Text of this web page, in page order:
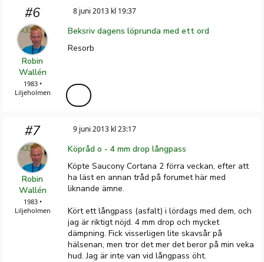
#6
Robin
Wallén
1983 •
Liljeholmen
8 juni 2013 kl 19:37
Beksriv dagens löprunda med ett ord
Resorb
#7
Robin
Wallén
1983 •
Liljeholmen
9 juni 2013 kl 23:17
Köpråd o - 4 mm drop långpass
Köpte Saucony Cortana 2 förra veckan, efter att
ha läst en annan tråd på forumet här med
liknande ämne.
Kört ett långpass (asfalt) i lördags med dem, och
jag är riktigt nöjd. 4 mm drop och mycket
dämpning. Fick visserligen lite skavsår på
hälsenan, men tror det mer det beror på min veka
hud. Jag är inte van vid långpass öht.